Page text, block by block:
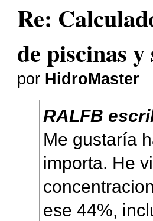
Re:
de piscinas y
por HidroMaster
RALFB
Me gustaría
importa. He
ese 44%,